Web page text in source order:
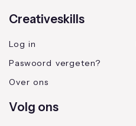
Creativeskills
Log in
Paswoord vergeten?
Over ons
Volg ons